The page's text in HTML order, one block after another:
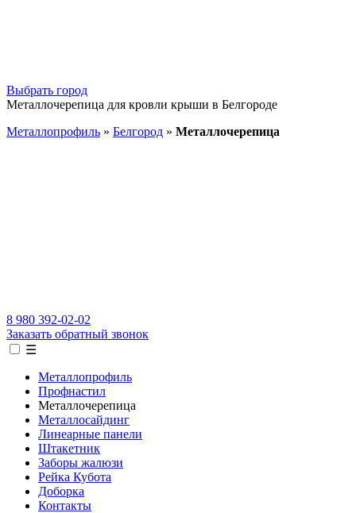
Выбрать город
Металлочерепица для кровли крыши в Белгороде
Металлопрофиль » Белгород » Металлочерепица
8 980 392-02-02
Заказать обратный звонок
☰
Металлопрофиль
Профнастил
Металлочерепица
Металлосайдинг
Линеарные панели
Штакетник
Заборы жалюзи
Рейка Кубота
Доборка
Контакты